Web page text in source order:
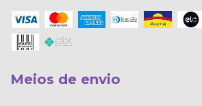
Meios de envio